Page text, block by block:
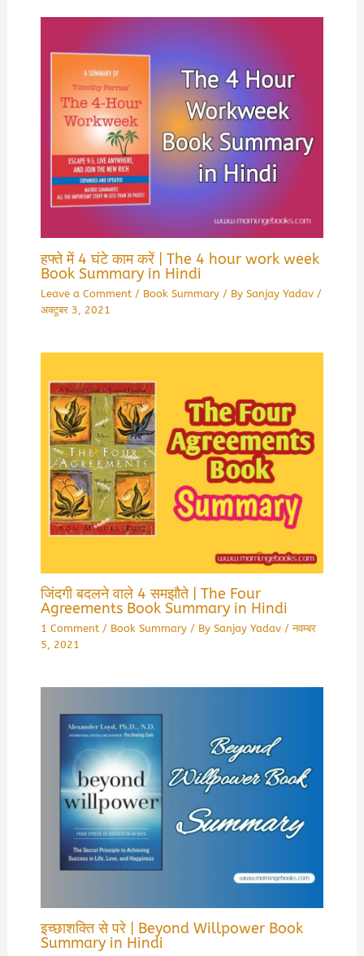
हफ्ते में 4 घंटे काम करें | The 4 hour work week
Book Summary in Hindi
Leave a Comment / Book Summary/ By Sanjay Yadav /
अक्टूबर 3, 2021
जिंदगी बदलने वाले 4 समझौते | The Four
Agreements Book Summary in Hindi
1 Comment / Book Summary/ By Sanjay Yadav /नवम्बर
5, 2021
इच्छाशक्ति से परे | Beyond Willpower Book
Summary in Hindi